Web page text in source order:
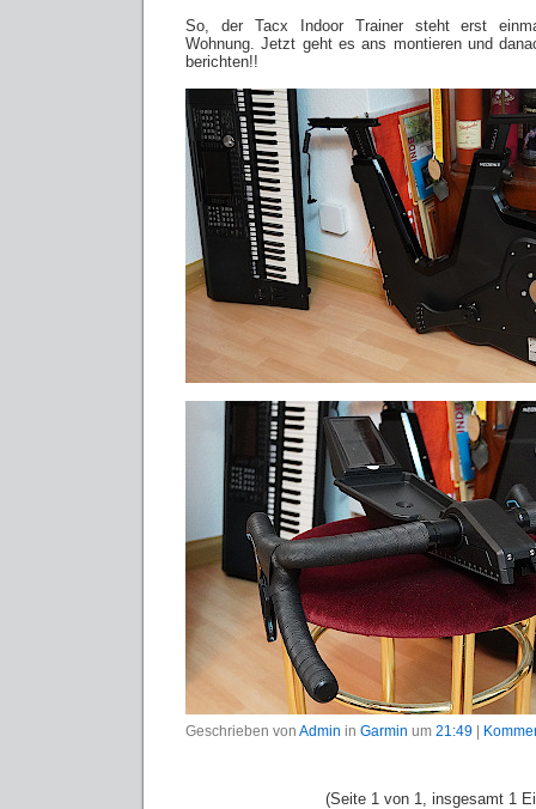
So, der Tacx Indoor Trainer steht erst
Wohnung. Jetzt geht es ans montieren und
berichten!!
Geschrieben von Admin in Garmin um 21:49
(Seite 1 von 1, insgesamt 1